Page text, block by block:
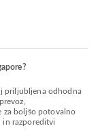
priljubljena odhodna
za boljšo potovalno
razporeditvi